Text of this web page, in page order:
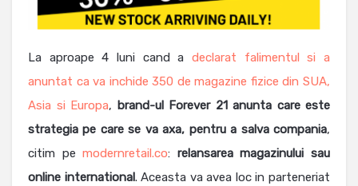
La aproape 4 luni cand a declarat falimentul si a
anuntat ca va inchide 350 de magazine fizice din SUA,
Asia si Europa, brand-ul Forever 21 anunta care este
strategia pe care se va axa, pentru a salva compania,
citim pemodernretail.co: relansarea magazinului sau
online international. Aceasta va avea loc in parteneriat